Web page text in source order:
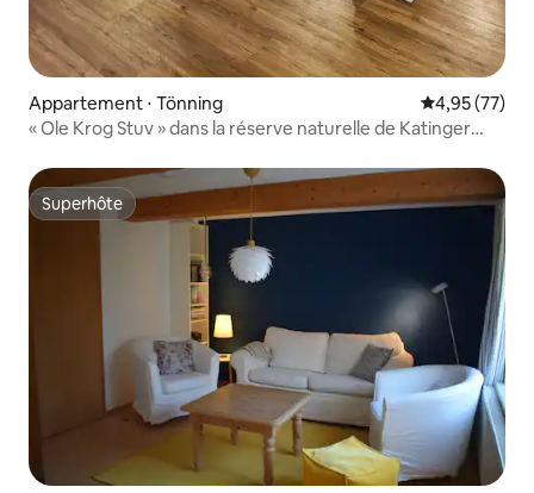
Appartement ⋅ Tönning Évaluation
4,95 (77)
« Ole Krog Stuv » dans la réserve naturelle de Katinger
Superhôte
Superhôte